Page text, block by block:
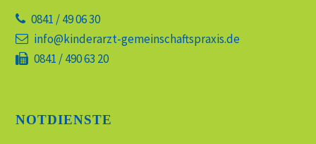
0841 / 49 06 30
info@kinderarzt-gemeinschaftspraxis.de
0841 / 490 63 20
NOTDIENSTE